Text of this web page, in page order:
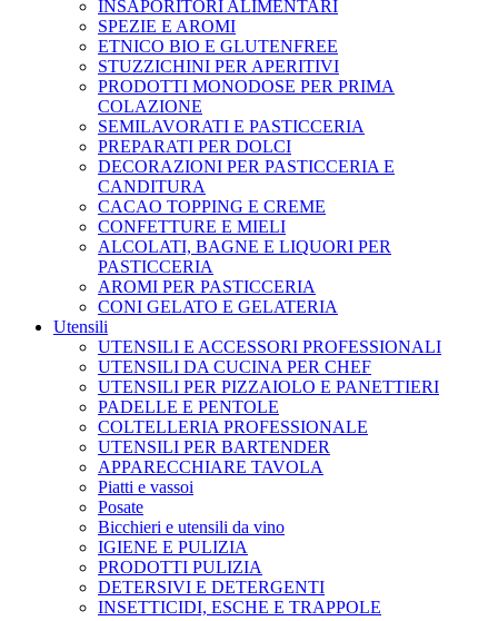
INSAPORITORI ALIMENTARI
SPEZIE E AROMI
ETNICO BIO E GLUTENFREE
STUZZICHINI PER APERITIVI
PRODOTTI MONODOSE PER PRIMA
COLAZIONE
SEMILAVORATI E PASTICCERIA
PREPARATI PER DOLCI
DECORAZIONI PER PASTICCERIA E
CANDITURA
CACAO TOPPING E CREME
CONFETTURE E MIELI
ALCOLATI, BAGNE E LIQUORI PER
PASTICCERIA
AROMI PER PASTICCERIA
CONI GELATO E GELATERIA
Utensili
UTENSILI E ACCESSORI PROFESSIONALI
UTENSILI DA CUCINA PER CHEF
UTENSILI PER PIZZAIOLO E PANETTIERI
PADELLE E PENTOLE
COLTELLERIA PROFESSIONALE
UTENSILI PER BARTENDER
APPARECCHIARE TAVOLA
Piatti e vassoi
Posate
Bicchieri e utensili da vino
IGIENE E PULIZIA
PRODOTTI PULIZIA
DETERSIVI E DETERGENTI
INSETTICIDI, ESCHE E TRAPPOLE